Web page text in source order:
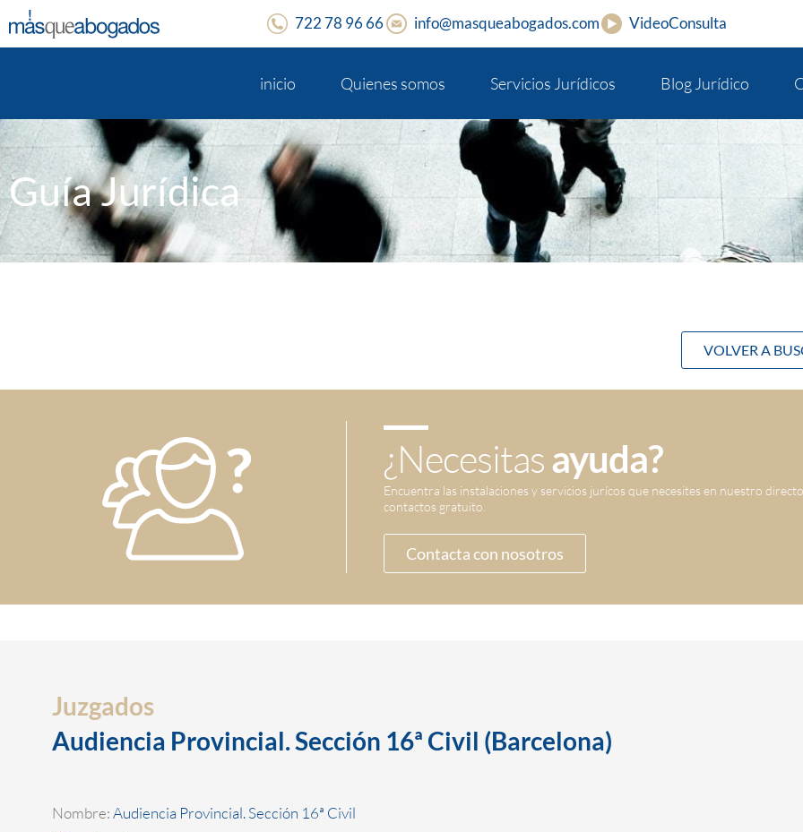
722 78 96 66 info@masqueabogados.com VideoConsulta
inicio Quienes somos Servicios Jurídicos Blog Jurídico
Guía Jurídica
VOLVER A
¿Necesitasayuda?
Encuentra las instalaciones y servicios jurícos que necesites en nuestro
contactos gratuito.
Contacta con nosotros
Juzgados
Audiencia Provincial. Sección 16ª Civil (Barcelona)
Nombre:Audiencia Provincial. Sección 16ª Civil